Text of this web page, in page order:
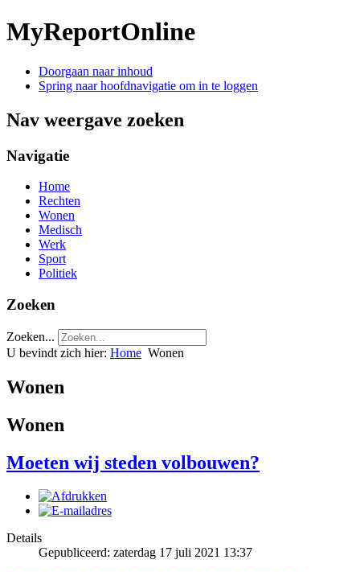
MyReportOnline
Doorgaan naar inhoud
Spring naar hoofdnavigatie om in te loggen
Nav weergave zoeken
Navigatie
Home
Rechten
Wonen
Medisch
Werk
Sport
Politiek
Zoeken
Zoeken...
U bevindt zich hier: Home Wonen
Wonen
Wonen
Moeten wij steden volbouwen?
Details
Gepubliceerd: zaterdag 17 juli 2021 13:37